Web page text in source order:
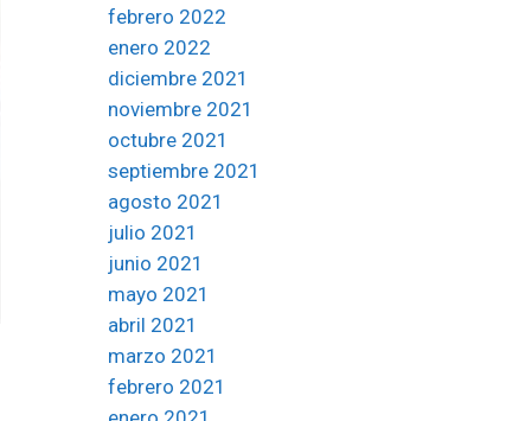
febrero 2022
enero 2022
diciembre 2021
noviembre 2021
octubre 2021
septiembre 2021
agosto 2021
julio 2021
junio 2021
mayo 2021
abril 2021
marzo 2021
febrero 2021